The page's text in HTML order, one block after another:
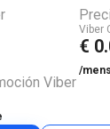
Viber
Viber
€
/